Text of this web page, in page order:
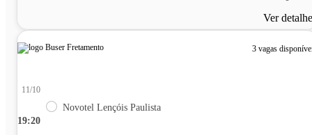
Ver
3 vagas
19:20
11/10
Novotel Lençóis Paulista